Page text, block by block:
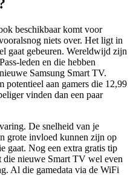
beschikbaar komt voor
niets over. Het ligt in
gaat gebeuren. Wereldwijd zijn
leden en die hebben
Samsung Smart TV.
potentieel aan gamers die 12,99
vinden dan een paar
De snelheid van je
grote invloed kunnen zijn op
gaat. Nog een extra gratis tip
nieuwe Smart TV wel even
Al die gamedata via de WiFi